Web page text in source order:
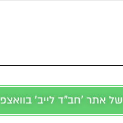
אתר 'חב"ד לייב' בוואצפ